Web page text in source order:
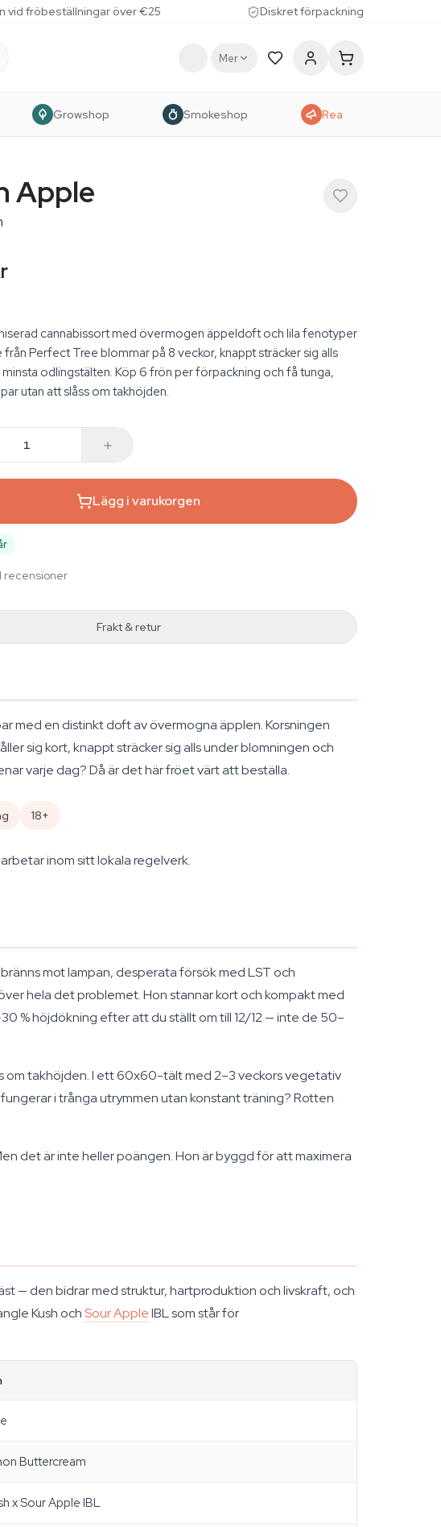
vid fröbeställningar över €25 Diskret förpackning
Mer
Growshop Smokeshop Rea
Apple
cannabissort med övermogen äppeldoft och lila fenotyper
Perfect Tree blommar på 8 veckor, knappt sträcker sig alls
minsta odlingstälten. Köp 6 frön per förpackning och få tunga,
utan att slåss om takhöjden.
Lägg i varukorgen
recensioner
Frakt & retur
med en distinkt doft av övermogna äpplen. Korsningen
sig kort, knappt sträcker sig alls under blomningen och
varje dag? Då är det här fröet värt att beställa.
18+
inom sitt lokala regelverk.
mot lampan, desperata försök med LST och
hela det problemet. Hon stannar kort och kompakt med
% höjdökning efter att du ställt om till 12/12 — inte de 50–
takhöjden. I ett 60x60-tält med 2–3 veckors vegetativ
i trånga utrymmen utan konstant träning? Rotten
det är inte heller poängen. Hon är byggd för att maximera
— den bidrar med struktur, hartproduktion och livskraft, och
Kush ochSour AppleIBL som står för
Buttercream
x Sour Apple IBL